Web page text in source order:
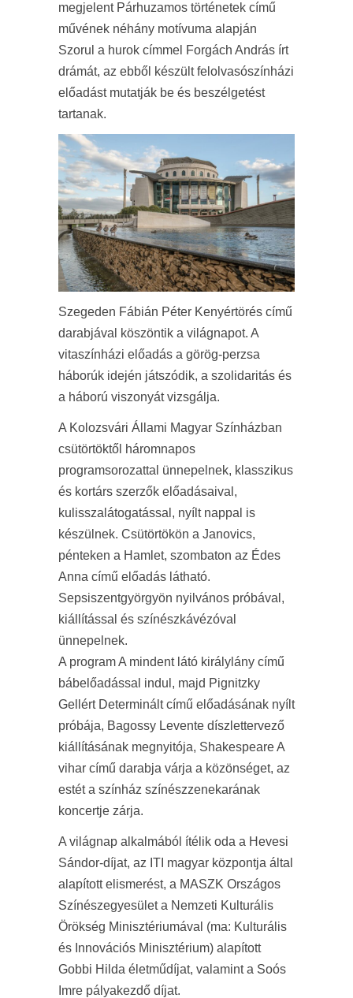
megjelent Párhuzamos történetek című
művének néhány motívuma alapján
Szorul a hurok címmel Forgách András írt
drámát, az ebből készült felolvasószínházi
előadást mutatják be és beszélgetést
tartanak.
Szegeden Fábián Péter Kenyértörés című
darabjával köszöntik a világnapot. A
vitaszínházi előadás a görög-perzsa
háborúk idején játszódik, a szolidaritás és
a háború viszonyát vizsgálja.
A Kolozsvári Állami Magyar Színházban
csütörtöktől háromnapos
programsorozattal ünnepelnek, klasszikus
és kortárs szerzők előadásaival,
kulisszalátogatással, nyílt nappal is
készülnek. Csütörtökön a Janovics,
pénteken a Hamlet, szombaton az Édes
Anna című előadás látható.
Sepsiszentgyörgyön nyilvános próbával,
kiállítással és színészkávézóval
ünnepelnek.
A program A mindent látó királylány című
bábelőadással indul, majd Pignitzky
Gellért Determinált című előadásának nyílt
próbája, Bagossy Levente díszlettervező
kiállításának megnyitója, Shakespeare A
vihar című darabja várja a közönséget, az
estét a színház színészzenekarának
koncertje zárja.
A világnap alkalmából ítélik oda a Hevesi
Sándor-díjat, az ITI magyar központja által
alapított elismerést, a MASZK Országos
Színészegyesület a Nemzeti Kulturális
Örökség Minisztériumával (ma: Kulturális
és Innovációs Minisztérium) alapított
Gobbi Hilda életműdíjat, valamint a Soós
Imre pályakezdő díjat.